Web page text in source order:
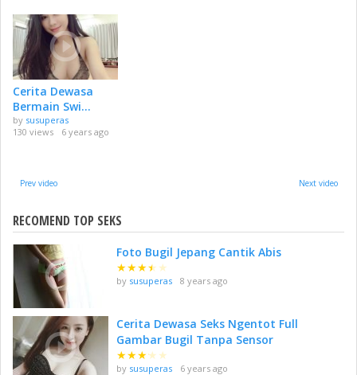
Cerita Dewasa
Bermain Swi...
by susuperas
130 views
6 years ago
Prev video Next video
RECOMEND TOP SEKS
Foto Bugil Jepang Cantik Abis
★★★★ ★
by susuperas 8 years ago
Cerita Dewasa Seks Ngentot Full
Gambar Bugil Tanpa Sensor
★★★★ ★
by susuperas 6 years ago